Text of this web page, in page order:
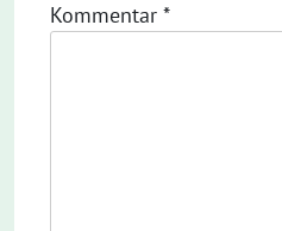
Kommentar *